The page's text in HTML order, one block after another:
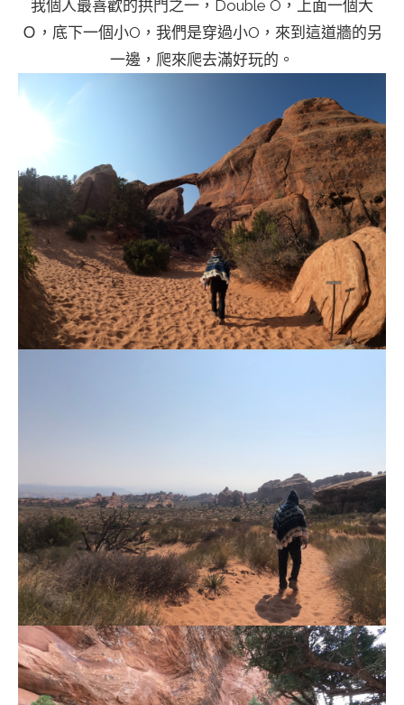
我個人最喜歡的拱門之一，Double O，上面一個大
Ｏ，底下一個小O，我們是穿過小O，來到這道牆的另
一邊，爬來爬去滿好玩的。